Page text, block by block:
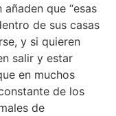
añaden que “esas
de sus casas
y si quieren
salir y estar
en muchos
de los
de